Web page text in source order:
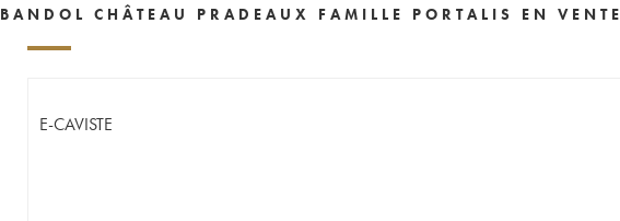
BANDOL CHÂTEAU PRADEAUX FAMILLE PORTALIS EN VENTE
E-CAVISTE